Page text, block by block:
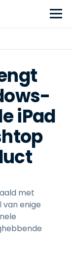
iPad
met
van enige